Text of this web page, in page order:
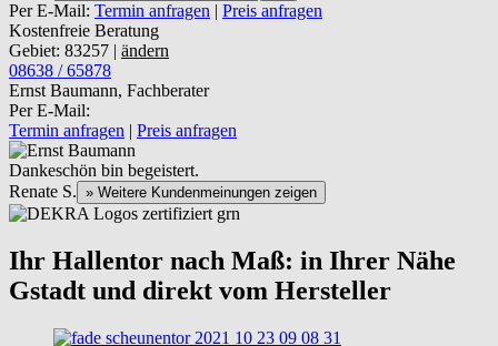
Per E-Mail: Termin anfragen | Preis anfragen
Kostenfreie Beratung
Gebiet: 83257 | ändern
08638 / 65878
Ernst Baumann, Fachberater
Per E-Mail:
Termin anfragen | Preis anfragen
Dankeschön bin begeistert.
Renate S. » Weitere Kundenmeinungen zeigen
Ihr Hallentor nach Maß: in Ihrer Nähe
Gstadt und direkt vom Hersteller